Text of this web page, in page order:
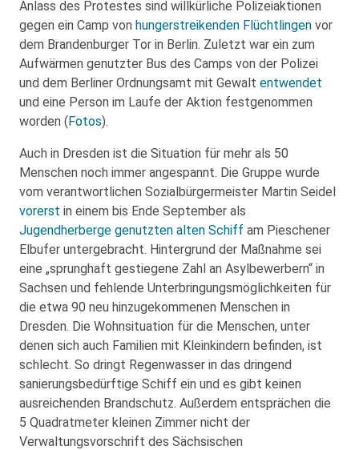
Anlass des Protestes sind willkürliche Polizeiaktionen
gegen ein Camp von hungerstreikenden Flüchtlingen vor
dem Brandenburger Tor in Berlin. Zuletzt war ein zum
Aufwärmen genutzter Bus des Camps von der Polizei
und dem Berliner Ordnungsamt mit Gewalt entwendet
und eine Person im Laufe der Aktion festgenommen
worden (Fotos).
Auch in Dresden ist die Situation für mehr als 50
Menschen noch immer angespannt. Die Gruppe wurde
vom verantwortlichen Sozialbürgermeister Martin Seidel
vorerst in einem bis Ende September als
Jugendherberge genutzten alten Schiff am Pieschener
Elbufer untergebracht. Hintergrund der Maßnahme sei
eine „sprunghaft gestiegene Zahl an Asylbewerbern“ in
Sachsen und fehlende Unterbringungsmöglichkeiten für
die etwa 90 neu hinzugekommenen Menschen in
Dresden. Die Wohnsituation für die Menschen, unter
denen sich auch Familien mit Kleinkindern befinden, ist
schlecht. So dringt Regenwasser in das dringend
sanierungsbedürftige Schiff ein und es gibt keinen
ausreichenden Brandschutz. Außerdem entsprächen die
5 Quadratmeter kleinen Zimmer nicht der
Verwaltungsvorschrift des Sächsischen